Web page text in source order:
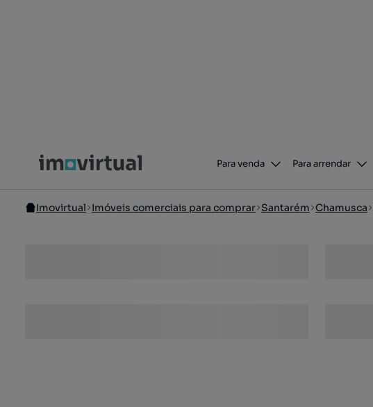
Para venda Para arrendar
Imovirtual Imóveis comerciais para comprar Santarém Chamusca